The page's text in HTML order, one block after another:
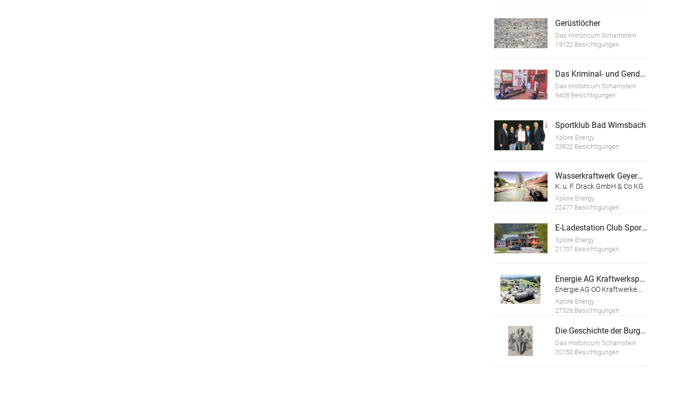
Gerüstlöcher
Das Historicum Scharnstein
19122 Besichtigungen
Das Kriminal- und Gendarmeriemuseum im Schloss Scharnstein
Das Historicum Scharnstein
9408 Besichtigungen
Sportklub Bad Wimsbach
Xplore Energy
23822 Besichtigungen
Wasserkraftwerk Geyerhammer
K. u. F. Drack GmbH & Co KG
Xplore Energy
22477 Besichtigungen
E-Ladestation Club Sport Union Niederöblarn
Xplore Energy
21707 Besichtigungen
Energie AG Kraftwerkspark Timelkam
Xplore Energy
27526 Besichtigungen
Die Geschichte der Burg Scharnstein
Das Historicum Scharnstein
20750 Besichtigungen